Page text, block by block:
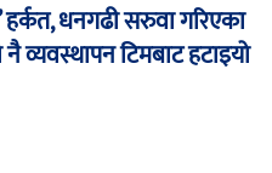
हर्कत, धनगढी सरुवा गरिएका
व्यवस्थापन टिमबाट हटाइयो